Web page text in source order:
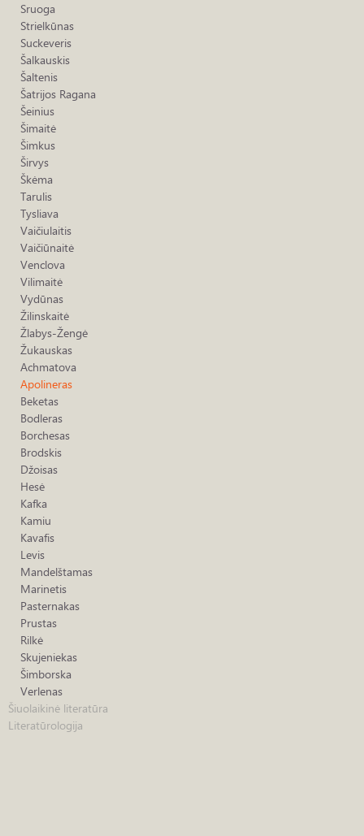
Sruoga
Strielkūnas
Suckeveris
Šalkauskis
Šaltenis
Šatrijos Ragana
Šeinius
Šimaitė
Šimkus
Širvys
Škėma
Tarulis
Tysliava
Vaičiulaitis
Vaičiūnaitė
Venclova
Vilimaitė
Vydūnas
Žilinskaitė
Žlabys-Žengė
Žukauskas
Achmatova
Apolineras
Beketas
Bodleras
Borchesas
Brodskis
Džoisas
Hesė
Kafka
Kamiu
Kavafis
Levis
Mandelštamas
Marinetis
Pasternakas
Prustas
Rilkė
Skujeniekas
Šimborska
Verlenas
Šiuolaikinė literatūra
Literatūrologija